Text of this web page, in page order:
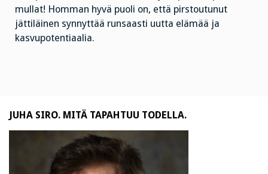
mullat! Homman hyvä puoli on, että pirstoutunut
jättiläinen synnyttää runsaasti uutta elämää ja
kasvupotentiaalia.
JUHA SIRO. MITÄ TAPAHTUU TODELLA.